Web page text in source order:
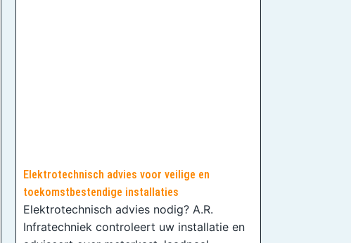
Elektrotechnisch advies voor veilige en
toekomstbestendige installaties
Elektrotechnisch advies nodig? A.R.
Infratechniek controleert uw installatie en